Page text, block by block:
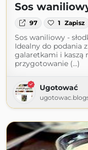
Sos
97 1 Zapisz
Sos waniliowy -
Idealny do podania
galaretkami i kaszą
przygotowanie (...)
Ugotować